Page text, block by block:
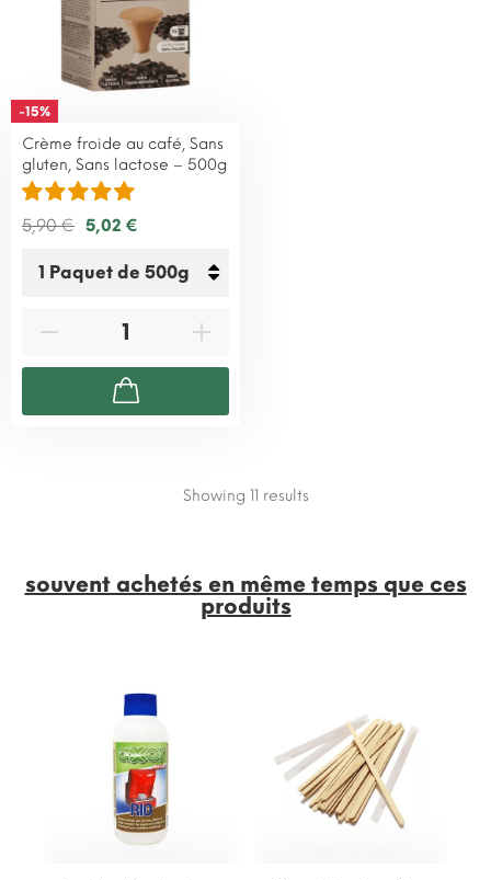
-15%
Crème froide au café, Sans
gluten, Sans lactose – 500g
5,90 € 5,02 €
Showing 11 results
souvent achetés en même temps que ces
produits